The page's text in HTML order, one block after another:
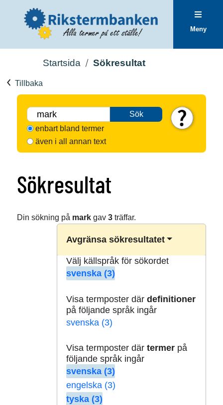
Meny
Startsida Sökresultat
Tillbaka
Sök
enbart bland termer
även i all annan text
Sökresultat
Din sökning på markgav 3träffar.
Avgränsa sökresultatet
Välj källspråk för sökordet
svenska (3)
Visa termposter där definitioner
på följande språk ingår
svenska (3)
Visa termposter där termerpå
följande språk ingår
svenska (3)
engelska (3)
tyska (3)